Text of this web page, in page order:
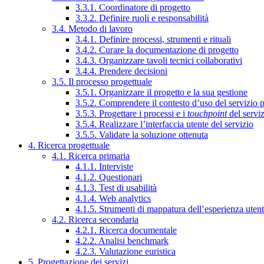
3.3.1. Coordinatore di progetto
3.3.2. Definire ruoli e responsabilità
3.4. Metodo di lavoro
3.4.1. Definire processi, strumenti e rituali
3.4.2. Curare la documentazione di progetto
3.4.3. Organizzare tavoli tecnici collaborativi
3.4.4. Prendere decisioni
3.5. Il processo progettuale
3.5.1. Organizzare il progetto e la sua gestione
3.5.2. Comprendere il contesto d’uso del servizio
3.5.3. Progettare i processi e i touchpointdel
3.5.4. Realizzare l’interfaccia utente del servizio
3.5.5. Validare la soluzione ottenuta
4. Ricerca progettuale
4.1. Ricerca primaria
4.1.1. Interviste
4.1.2. Questionari
4.1.3. Test di usabilità
4.1.4. Web analytics
4.1.5. Strumenti di mappatura dell’esperienza
4.2. Ricerca secondaria
4.2.1. Ricerca documentale
4.2.2. Analisi benchmark
4.2.3. Valutazione euristica
5. Progettazione dei servizi